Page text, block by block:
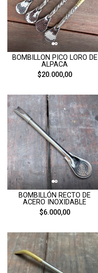
BOMBILLON PICO LORO DE
ALPACA
$20.000,00
BOMBILLÓN RECTO DE
ACERO INOXIDABLE
$6.000,00